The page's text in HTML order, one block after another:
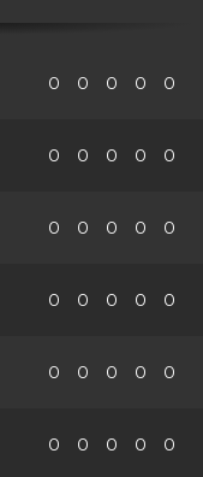
0 0 0 0 0
0 0 0 0 0
0 0 0 0 0
0 0 0 0 0
0 0 0 0 0
0 0 0 0 0